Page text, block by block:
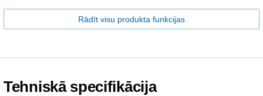
Rādīt visu produkta funkcijas
Tehniskā specifikācija